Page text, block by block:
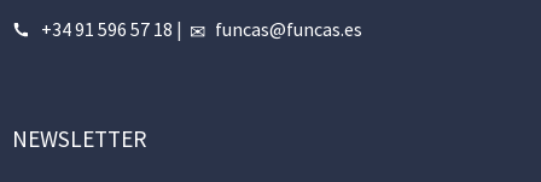
+34 91 596 57 18 | funcas@funcas.es
NEWSLETTER